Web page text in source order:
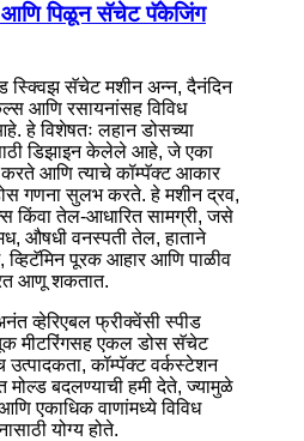
पिळून सॅचेट पॅकेजिंग
स्क्विझ सॅचेट मशीन अन्न, दैनंदिन
आणि रसायनांसह विविध
हे विशेषतः लहान डोसच्या
डिझाइन केलेले आहे, जे एका
आणि त्याचे कॉम्पॅक्ट आकार
गणना सुलभ करते. हे मशीन द्रव,
किंवा तेल-आधारित सामग्री, जसे
औषधी वनस्पती तेल, हाताने
व्हिटॅमिन पूरक आहार आणि पाळीव
आणू शकतात.
व्हेरिएबल फ्रीक्वेंसी स्पीड
मीटरिंगसह एकल डोस सॅचेट
उत्पादकता, कॉम्पॅक्ट वर्कस्टेशन
बदलण्याची हमी देते, ज्यामुळे
एकाधिक वाणांमध्ये विविध
योग्य होते.